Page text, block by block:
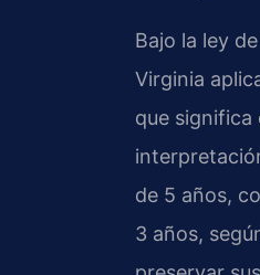
Bajo la ley
Virginia
que
de 5 años,
3 años,